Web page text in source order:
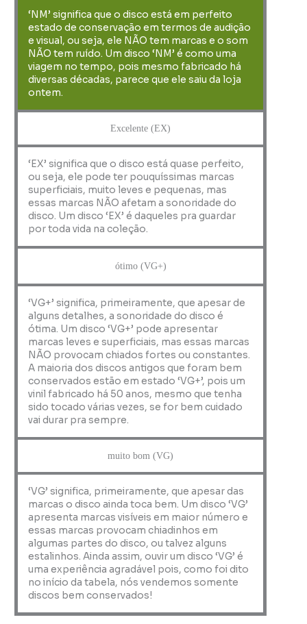
‘NM’ significa que o disco está em perfeito
estado de conservação em termos de audição
e visual, ou seja, ele NÃO tem marcas e o som
NÃO tem ruído. Um disco ‘NM’ é como uma
viagem no tempo, pois mesmo fabricado há
diversas décadas, parece que ele saiu da loja
ontem.
Excelente (EX)
‘EX’ significa que o disco está quase perfeito,
ou seja, ele pode ter pouquíssimas marcas
superficiais, muito leves e pequenas, mas
essas marcas NÃO afetam a sonoridade do
disco. Um disco ‘EX’ é daqueles pra guardar
por toda vida na coleção.
ótimo (VG+)
‘VG+’ significa, primeiramente, que apesar de
alguns detalhes, a sonoridade do disco é
ótima. Um disco ‘VG+’ pode apresentar
marcas leves e superficiais, mas essas marcas
NÃO provocam chiados fortes ou constantes.
A maioria dos discos antigos que foram bem
conservados estão em estado ‘VG+’, pois um
vinil fabricado há 50 anos, mesmo que tenha
sido tocado várias vezes, se for bem cuidado
vai durar pra sempre.
muito bom (VG)
‘VG’ significa, primeiramente, que apesar das
marcas o disco ainda toca bem. Um disco ‘VG’
apresenta marcas visíveis em maior número e
essas marcas provocam chiadinhos em
algumas partes do disco, ou talvez alguns
estalinhos. Ainda assim, ouvir um disco ‘VG’ é
uma experiência agradável pois, como foi dito
no início da tabela, nós vendemos somente
discos bem conservados!